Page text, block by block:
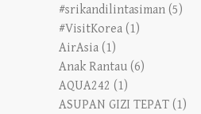
#srikandilintasiman (5)
#VisitKorea (1)
AirAsia (1)
Anak Rantau (6)
AQUA242 (1)
ASUPAN GIZI TEPAT (1)